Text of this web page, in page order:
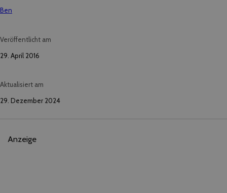
Ben
Veröffentlicht am
29. April 2016
Aktualisiert am
29. Dezember 2024
Anzeige